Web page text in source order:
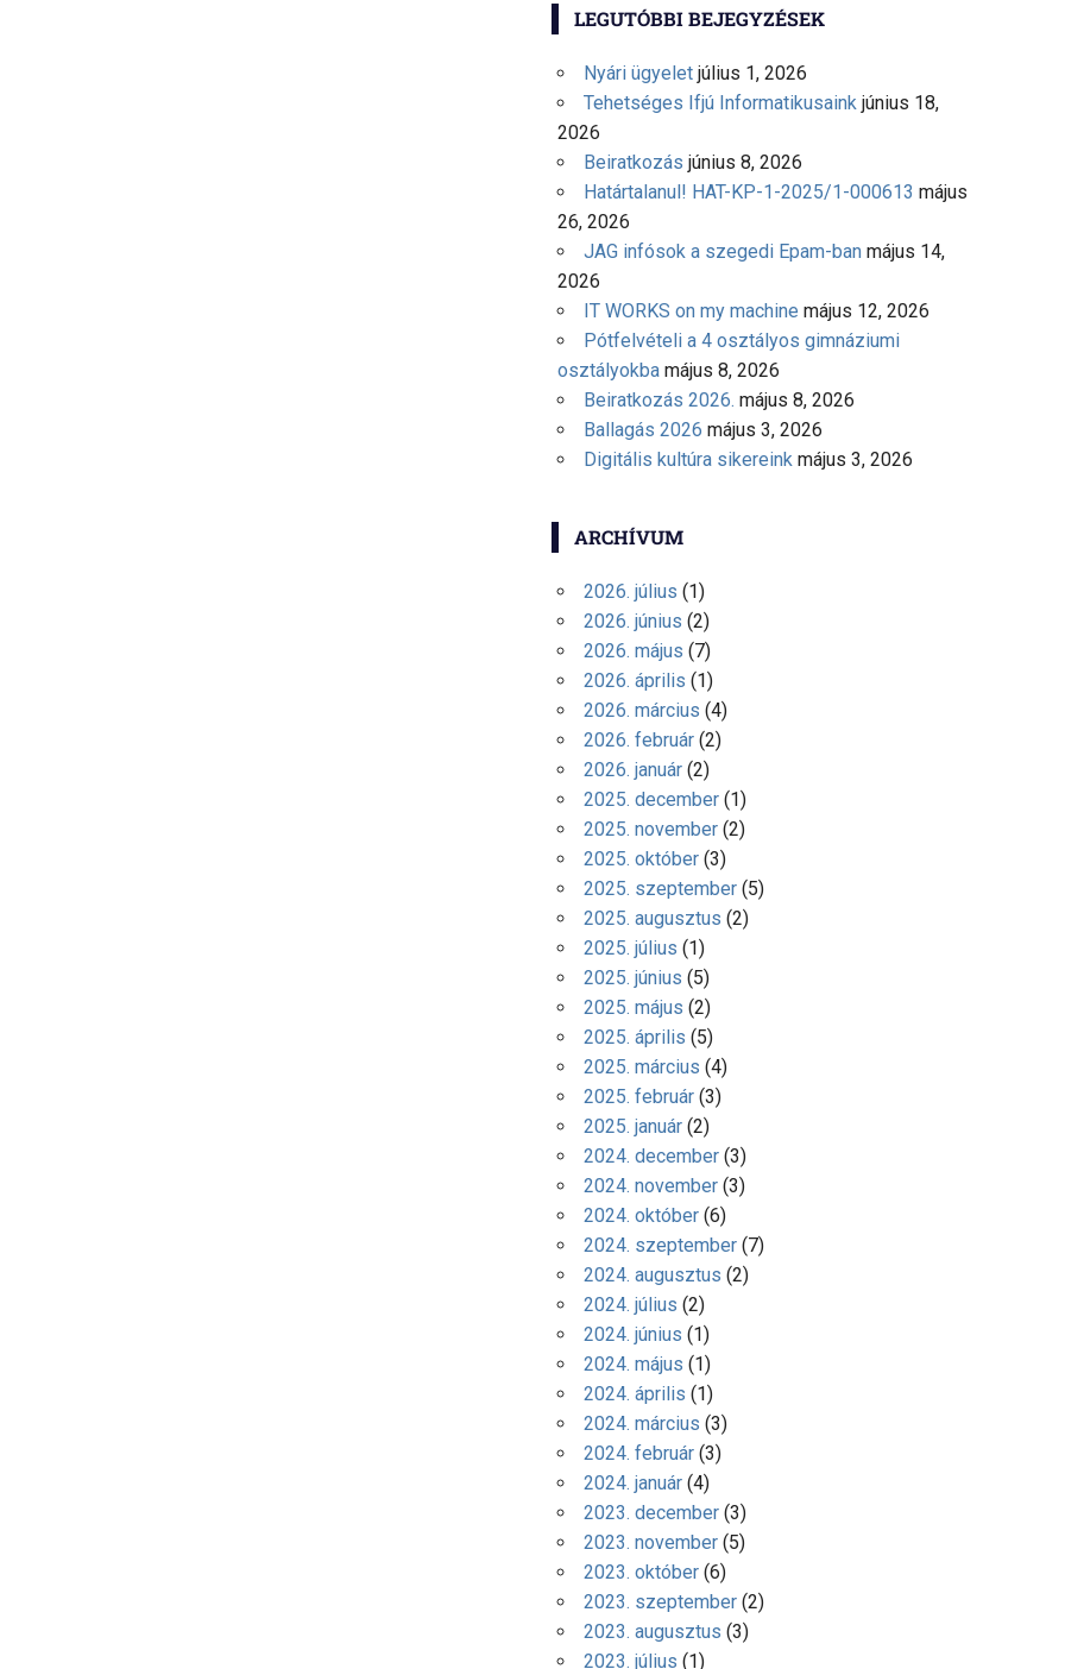
LEGUTÓBBI BEJEGYZÉSEK
Nyári ügyelet július 1, 2026
Tehetséges Ifjú Informatikusaink június 18,
2026
Beiratkozás június 8, 2026
Határtalanul! HAT-KP-1-2025/1-000613 május
26, 2026
JAG infósok a szegedi Epam-ban május 14,
2026
IT WORKS on my machine május 12, 2026
Pótfelvételi a 4 osztályos gimnáziumi
osztályokba május 8, 2026
Beiratkozás 2026. május 8, 2026
Ballagás 2026 május 3, 2026
Digitális kultúra sikereink május 3, 2026
ARCHÍVUM
2026. július (1)
2026. június (2)
2026. május (7)
2026. április (1)
2026. március (4)
2026. február(2)
2026. január(2)
2025. december(1)
2025. november(2)
2025. október(3)
2025. szeptember(5)
2025. augusztus (2)
2025. július (1)
2025. június (5)
2025. május (2)
2025. április (5)
2025. március (4)
2025. február(3)
2025. január(2)
2024. december(3)
2024. november(3)
2024. október(6)
2024. szeptember(7)
2024. augusztus (2)
2024. július (2)
2024. június (1)
2024. május (1)
2024. április (1)
2024. március (3)
2024. február(3)
2024. január(4)
2023. december(3)
2023. november(5)
2023. október(6)
2023. szeptember(2)
2023. augusztus (3)
2023. július (1)